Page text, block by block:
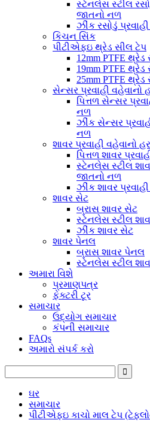
સ્ટેનલેસ સ્ટીલ
જાતનો નળ
ઝીંક રસોડું
કિચન સિંક
પીટીએફઇ થ્રેડ સીલ ટેપ
12mm PTFE
19mm PTFE
25mm PTFE
સેન્સર પ્રવાહી વહેવાનો
પિત્તળ સેન્સર
નળ
ઝીંક સેન્સર
નળ
શાવર પ્રવાહી વહેવાનો
પિત્તળ શાવર
સ્ટેનલેસ સ્ટીલ
જાતનો નળ
ઝીંક શાવર
શાવર સેટ
બ્રાસ શાવર સેટ
સ્ટેનલેસ સ્ટીલ
ઝીંક શાવર સેટ
શાવર પેનલ
બ્રાસ શાવર પેનલ
સ્ટેનલેસ સ્ટીલ
અમારા વિશે
પ્રમાણપત્ર
ફેક્ટરી ટૂર
સમાચાર
ઉદ્યોગ સમાચાર
કંપની સમાચાર
FAQs
અમારો સંપર્ક કરો
ઘર
સમાચાર
પીટીએફઇ કાચો માલ ટેપ